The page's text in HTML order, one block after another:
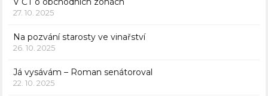
27. 10. 2025
Na pozvání starosty ve vinařství
26. 10. 2025
Já vysávám – Roman senátoroval
22. 10. 2025